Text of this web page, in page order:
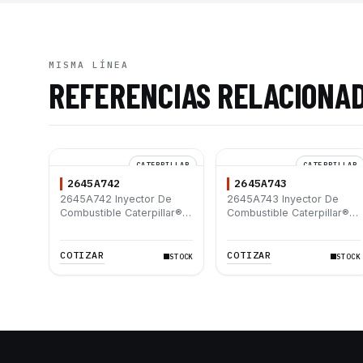
MISMA LÍNEA
REFERENCIAS
CATERPILLAR
2645A742
2645A742 Inyector De
Combustible Caterpillar®
COTIZAR STOCK
CATERPILLAR
2645A743
2645A743 Inyector De
Combustible Caterpillar®
COTIZAR STOCK